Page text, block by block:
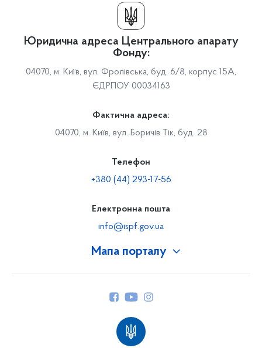
Мапа порталу
Юридична адреса Центрального апарату
Фонду:
04070, м. Київ, вул. Фролівська, буд. 6/8, корпус 15А,
ЄДРПОУ 00034163
Фактична адреса:
04070, м. Київ, вул. Боричів Тік, буд. 28
Телефон
+380 (44) 293-17-56
Електронна пошта
info@ispf.gov.ua